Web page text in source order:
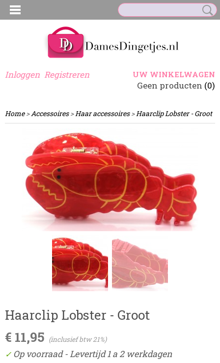
Inloggen Registreren UW WINKELWAGEN
Geen producten (0)
Home>Accessoires>Haar accessoires>Haarclip Lobster - Groot
Haarclip Lobster - Groot
€ 11,95 (inclusief btw 21%)
✓ Op voorraad- Levertijd 1 a 2 werkdagen